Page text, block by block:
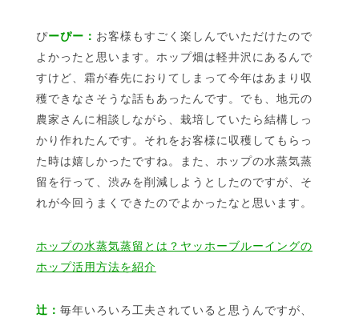
ぴーぴー： お客様もすごく楽しんでいただけたので
よかったと思います。ホップ畑は軽井沢にあるんで
すけど、霜が春先におりてしまって今年はあまり収
穫できなさそうな話もあったんです。でも、地元の
農家さんに相談しながら、栽培していたら結構しっ
かり作れたんです。それをお客様に収穫してもらっ
た時は嬉しかったですね。また、ホップの水蒸気蒸
留を行って、渋みを削減しようとしたのですが、そ
れが今回うまくできたのでよかったなと思います。
ホップの水蒸気蒸留とは？ヤッホーブルーイングの
ホップ活用方法を紹介
辻： 毎年いろいろ工夫されていると思うんですが、